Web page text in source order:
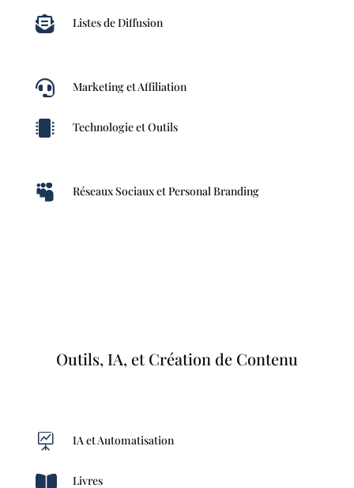
 Listes de Diffusion
 Marketing et Affiliation
 Technologie et Outils
 Réseaux Sociaux et Personal Branding
Outils, IA, et Création de Contenu
 IA et Automatisation
 Livres